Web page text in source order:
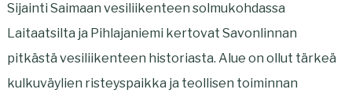
Sijainti Saimaan vesiliikenteen solmukohdassa
Laitaatsilta ja Pihlajaniemi kertovat Savonlinnan
pitkästä vesiliikenteen historiasta. Alue on ollut tärkeä
kulkuväylien risteyspaikka ja teollisen toiminnan